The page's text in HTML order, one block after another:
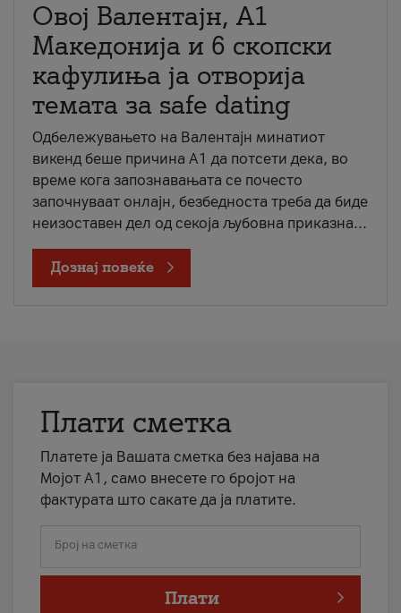
Овој Валентајн, A1
Македонија и 6 скопски
кафулиња ја отворија
темата за safe dating
Одбележувањето на Валентајн минатиот
викенд беше причина А1 да потсети дека, во
време кога запознавањата се почесто
започнуваат онлајн, безбедноста треба да биде
неизоставен дел од секоја љубовна приказна...
Дознај повеќе
Плати сметка
Платете ја Вашата сметка без најава на
Мојот А1, само внесете го бројот на
фактурата што сакате да ја платите.
Број на сметка
Плати